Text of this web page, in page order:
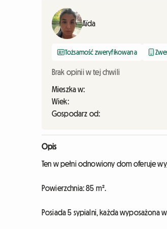
Aïda
Tożsamość zweryfikowana
Brak opinii w tej chwili
Mieszka w:
Wiek:
Gospodarz od:
Opis
Ten w pełni odnowiony dom oferuje
Powierzchnia: 85 m².
Posiada 5 sypialni, każda